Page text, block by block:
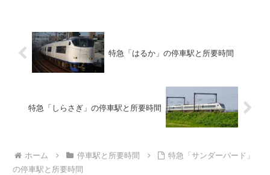
特急「はるか」の停車駅と所要時間
特急「しらさぎ」の停車駅と所要時間
ホーム 停車駅と所要時間
特急「サンダーバード」
の停車駅と所要時間